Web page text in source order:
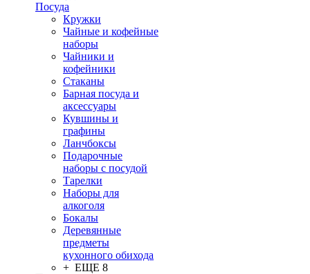
Посуда
Кружки
Чайные и кофейные
наборы
Чайники и
кофейники
Стаканы
Барная посуда и
аксессуары
Кувшины и
графины
Ланчбоксы
Подарочные
наборы с посудой
Тарелки
Наборы для
алкоголя
Бокалы
Деревянные
предметы
кухонного обихода
+ ЕЩЕ 8